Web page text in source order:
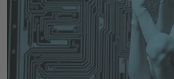
AI & Digital Trust
Health